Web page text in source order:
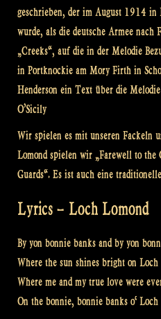
geschrieben, der im August 1914 in
wurde, als die deutsche Armee nach
„Creeks“, auf die in der Melodie
in Portknockie am Mory Firth in
Henderson ein Text über die
O’Sicily
Wir spielen es mit unseren Fackeln
Lomond spielen wir „Farewell to the
Guards“. Es ist auch eine
Lyrics – Loch Lomond
By yon bonnie banks and by yon
Where the sun shines bright on Loch
Where me and my true love were
On the bonnie, bonnie banks o‘ Loch